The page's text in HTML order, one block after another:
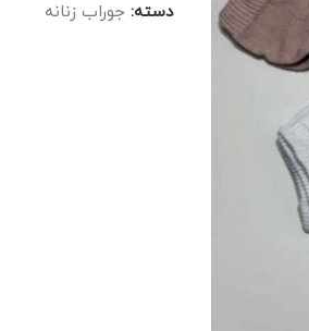
دسته: جوراب زنانه